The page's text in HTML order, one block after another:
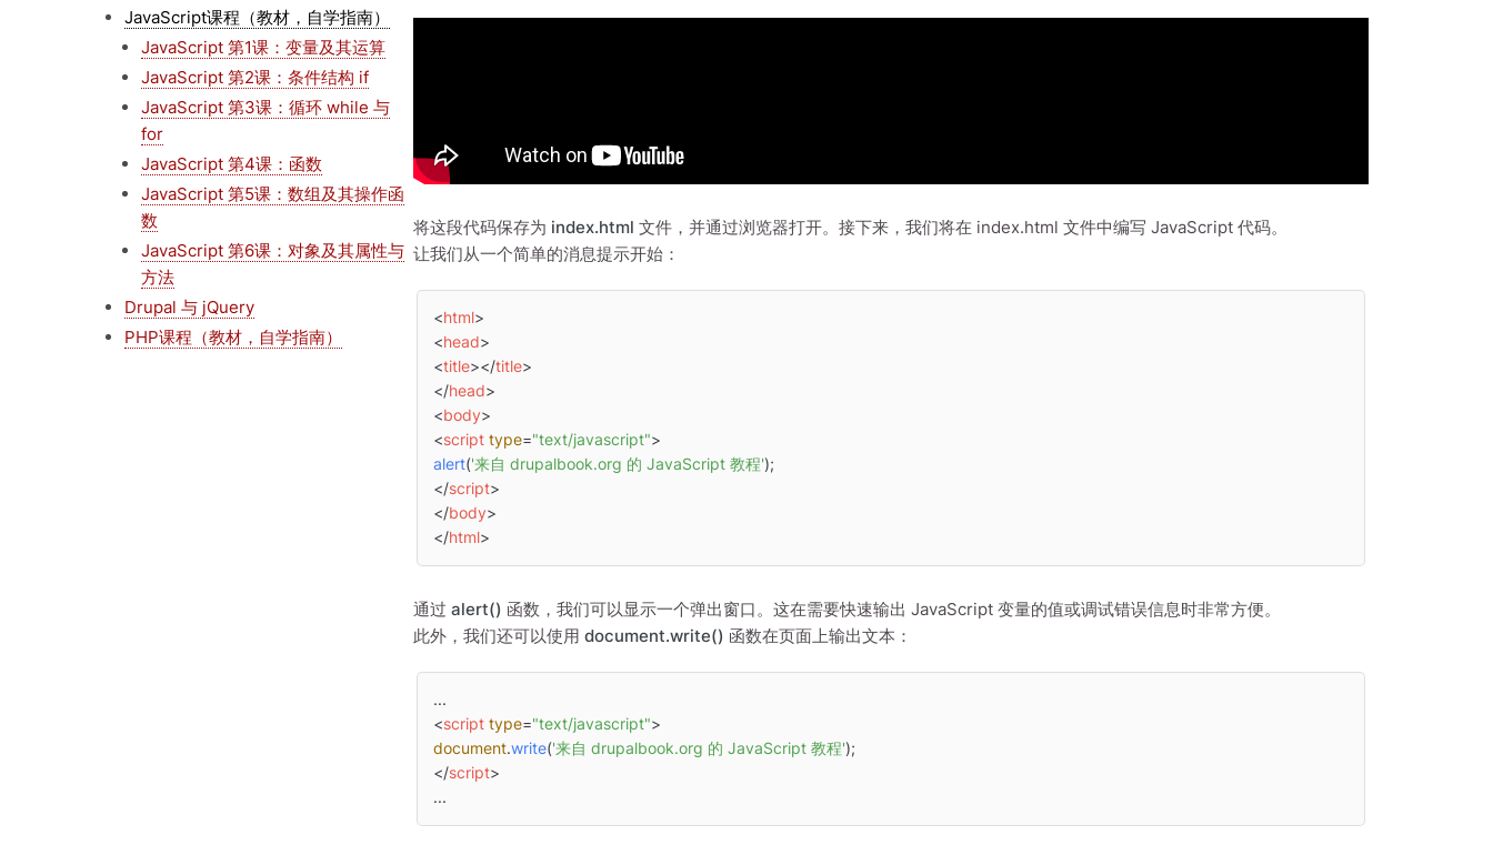
JavaScript课程（教材，自学指南）
JavaScript 第1课：变量及其运算
JavaScript 第2课：条件结构 if
JavaScript 第3课：循环 while 与
for
JavaScript 第4课：函数
JavaScript 第5课：数组及其操作函
数
JavaScript 第6课：对象及其属性与
方法
Drupal 与 jQuery
PHP课程（教材，自学指南）
将这段代码保存为 index.html 文件，并通过浏览器打开。接下来，我们将在 index.html 文件中编写 JavaScript 代码。
让我们从一个简单的消息提示开始：
<html>
<head>
<title></title>
</head>
<body>
<script type="text/javascript">
alert('来自 drupalbook.org 的 JavaScript 教程'
</script>
</body>
</html>
通过 alert() 函数，我们可以显示一个弹出窗口。这在需要快速输出 JavaScript 变量的值或调试错误信息时非常方便。
此外，我们还可以使用 document.write() 函数在页面上输出文本：
<script type="text/javascript">
document.write('来自 drupalbook.org 的 JavaScript 教程'
</script>